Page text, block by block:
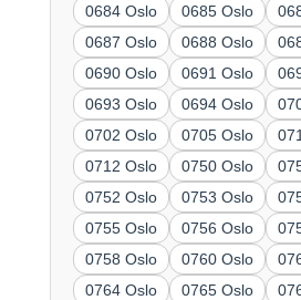
0684 Oslo
0685 Oslo
0687 Oslo
0688 Oslo
0690 Oslo
0691 Oslo
0693 Oslo
0694 Oslo
0702 Oslo
0705 Oslo
0712 Oslo
0750 Oslo
0752 Oslo
0753 Oslo
0755 Oslo
0756 Oslo
0758 Oslo
0760 Oslo
0764 Oslo
0765 Oslo